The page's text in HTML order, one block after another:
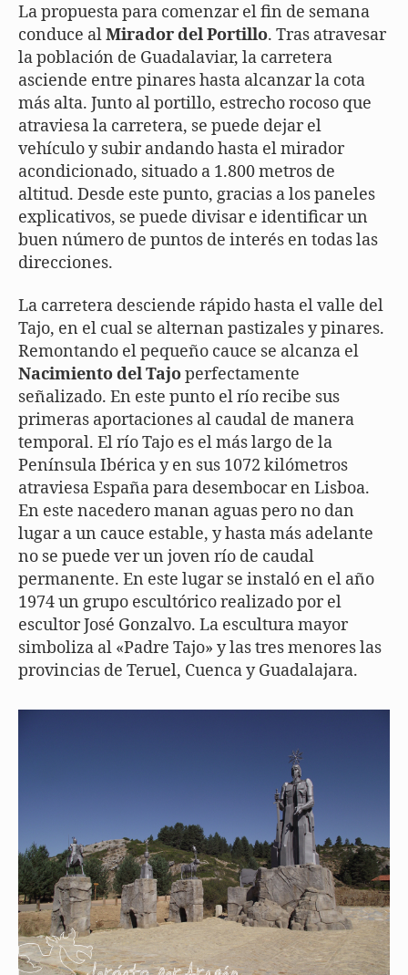
La propuesta para comenzar el fin de semana
conduce alMirador del Portillo. Tras atravesar
la población de Guadalaviar, la carretera
asciende entre pinares hasta alcanzar la cota
más alta. Junto al portillo, estrecho rocoso que
atraviesa la carretera, se puede dejar el
vehículo y subir andando hasta el mirador
acondicionado, situado a 1.800 metros de
altitud. Desde este punto, gracias a los paneles
explicativos, se puede divisar e identificar un
buen número de puntos de interés en todas las
direcciones.
La carretera desciende rápido hasta el valle del
Tajo, en el cual se alternan pastizales y pinares.
Remontando el pequeño cauce se alcanza el
Nacimiento del Tajoperfectamente
señalizado. En este punto el río recibe sus
primeras aportaciones al caudal de manera
temporal. El río Tajo es el más largo de la
Península Ibérica y en sus 1072 kilómetros
atraviesa España para desembocar en Lisboa.
En este nacedero manan aguas pero no dan
lugar a un cauce estable, y hasta más adelante
no se puede ver un joven río de caudal
permanente. En este lugar se instaló en el año
1974 un grupo escultórico realizado por el
escultor José Gonzalvo. La escultura mayor
simboliza al «Padre Tajo» y las tres menores las
provincias de Teruel, Cuenca y Guadalajara.